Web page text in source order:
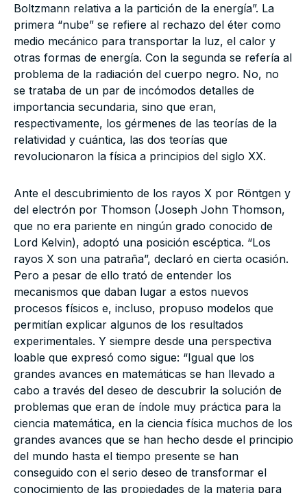
Boltzmann relativa a la partición de la energía”. La
primera “nube” se refiere al rechazo del éter como
medio mecánico para transportar la luz, el calor y
otras formas de energía. Con la segunda se refería al
problema de la radiación del cuerpo negro. No, no
se trataba de un par de incómodos detalles de
importancia secundaria, sino que eran,
respectivamente, los gérmenes de las teorías de la
relatividad y cuántica, las dos teorías que
revolucionaron la física a principios del siglo XX.
Ante el descubrimiento de los rayos X por Röntgen y
del electrón por Thomson (Joseph John Thomson,
que no era pariente en ningún grado conocido de
Lord Kelvin), adoptó una posición escéptica. “Los
rayos X son una patraña”, declaró en cierta ocasión.
Pero a pesar de ello trató de entender los
mecanismos que daban lugar a estos nuevos
procesos físicos e, incluso, propuso modelos que
permitían explicar algunos de los resultados
experimentales. Y siempre desde una perspectiva
loable que expresó como sigue: “Igual que los
grandes avances en matemáticas se han llevado a
cabo a través del deseo de descubrir la solución de
problemas que eran de índole muy práctica para la
ciencia matemática, en la ciencia física muchos de los
grandes avances que se han hecho desde el principio
del mundo hasta el tiempo presente se han
conseguido con el serio deseo de transformar el
conocimiento de las propiedades de la materia para